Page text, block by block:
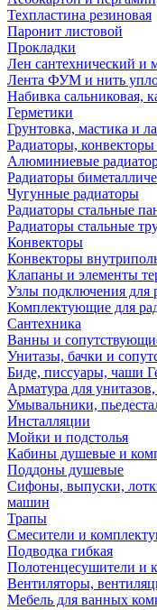
Техпластина резиновая
Паронит листовой
Прокладки
Лен сантехнический и
Лента ФУМ и нить
Набивка сальниковая,
Герметики
Грунтовка, мастика и
Радиаторы,
Алюминиевые
Радиаторы
Чугунные радиаторы
Радиаторы стальные
Радиаторы стальные
Конвекторы
Конвекторы
Клапаны и элементы
Узлы подключения для
Комплектующие для
Сантехника
Ванны и
Унитазы, бачки и
Биде, писсуары, чаши
Арматура для
Умывальники,
Инсталляции
Мойки и подстолья
Кабины душевые и
Поддоны душевые
Сифоны, выпуски,
машин
Трапы
Смесители и
Подводка гибкая
Полотенцесушители и
Вентиляторы,
Мебель для ванных